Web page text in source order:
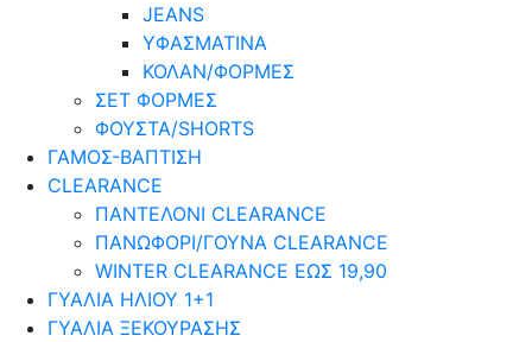
JEANS
ΥΦΑΣΜΑΤΙΝΑ
ΚΟΛΑΝ/ΦΟΡΜΕΣ
ΣΕΤ ΦΟΡΜΕΣ
ΦΟΥΣΤΑ/SHORTS
ΓΑΜΟΣ-ΒΑΠΤΙΣΗ
CLEARANCE
ΠΑΝΤΕΛΟΝΙ CLEARANCE
ΠΑΝΩΦΟΡΙ/ΓΟΥΝΑ CLEARANCE
WINTER CLEARANCE ΕΩΣ 19,90
ΓΥΑΛΙΑ ΗΛΙΟΥ 1+1
ΓΥΑΛΙΑ ΞΕΚΟΥΡΑΣΗΣ